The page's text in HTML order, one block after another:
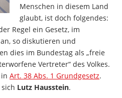
Menschen in diesem Land
glaubt, ist doch folgendes:
Regel ein Gesetz, im
so diskutieren und
dies im Bundestag als „freie
Vertreter“ des Volkes.
Art. 38 Abs. 1 Grundgesetz.
Lutz Hausstein.